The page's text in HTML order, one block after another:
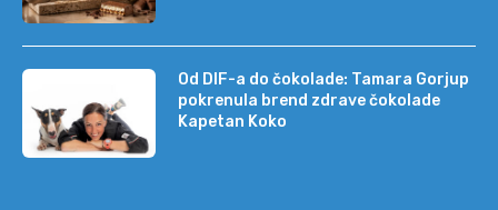
Od DIF-a do čokolade: Tamara Gorjup
pokrenula brend zdrave čokolade
Kapetan Koko